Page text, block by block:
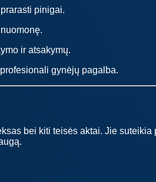
pinigai.
ir atsakymų.
gynėjų pagalba.
bei kiti teisės aktai. Jie